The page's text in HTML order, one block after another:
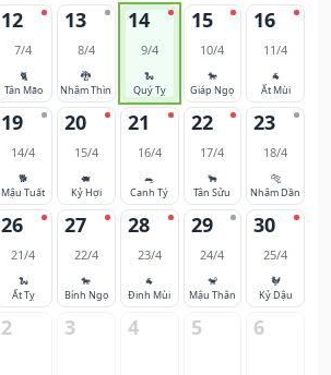
12
7/4
🐈
Tân Mão
13
8/4
🐉
Nhâm Thìn
14
9/4
🐍
Quý Tỵ
15
10/4
🐎
Giáp Ngọ
16
11/4
🐐
Ất Mùi
19
14/4
🐕
Mậu Tuất
20
15/4
🐖
Kỷ Hợi
21
16/4
🐀
Canh Tý
22
17/4
🐂
Tân Sửu
23
18/4
🐅
Nhâm Dần
26
21/4
🐍
Ất Tỵ
27
22/4
🐎
Bính Ngọ
28
23/4
🐐
Đinh Mùi
29
24/4
🐒
Mậu Thân
30
25/4
🐓
Kỷ Dậu
2 3 4 5 6